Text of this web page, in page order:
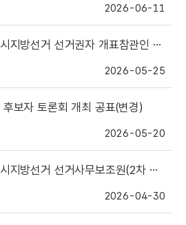
2026-06-11
선거 선거권자 개표참관인 선정자 명단 게시
2026-05-25
보자 토론회 개최 공표(변경)
2026-05-20
거사무보조원(2차 모집) 최종합격자 및 예비합격자 발표
2026-04-30